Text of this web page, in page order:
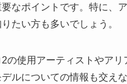
なポイントです。特に、
たい方も多いでしょう。
の使用アーティストやア
ルについての情報も交え